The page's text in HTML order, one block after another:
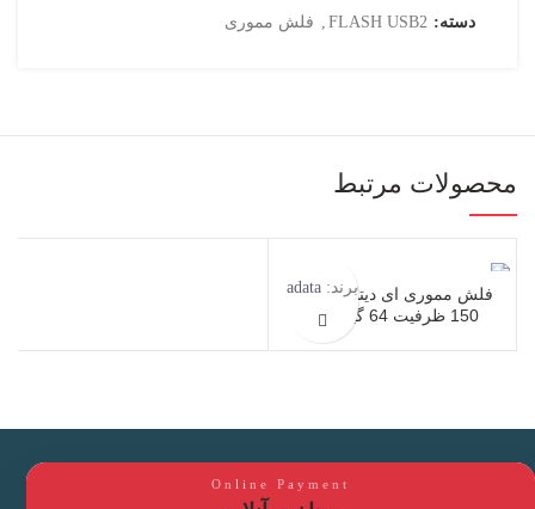
دسته: FLASH USB2 فلش مموری
محصولات مرتبط
فلش مموری ای دیتا مدل UV
150 ظرفیت 64 گیگابایت
برند: adata
Online Payment